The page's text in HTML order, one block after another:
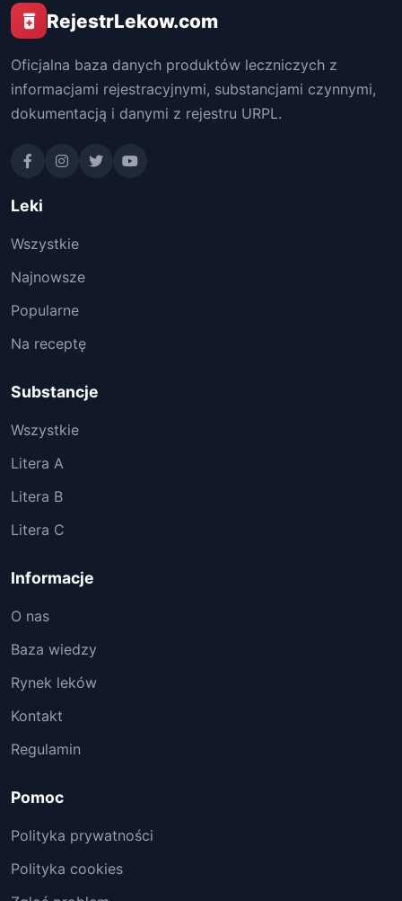
RejestrLekow.com
Oficjalna baza danych produktów leczniczych z
informacjami rejestracyjnymi, substancjami czynnymi,
dokumentacją i danymi z rejestru URPL.
Leki
Wszystkie
Najnowsze
Popularne
Na receptę
Substancje
Wszystkie
Litera A
Litera B
Litera C
Informacje
O nas
Baza wiedzy
Rynek leków
Kontakt
Regulamin
Pomoc
Polityka prywatności
Polityka cookies